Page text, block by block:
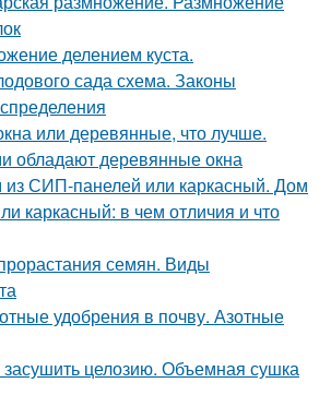
делением куста.
сада схема. Законы
или деревянные, что лучше.
обладают деревянные окна
СИП-панелей или каркасный. Дом
каркасный: в чем отличия и что
семян. Виды
удобрения в почву. Азотные
засушить целозию. Объемная сушка